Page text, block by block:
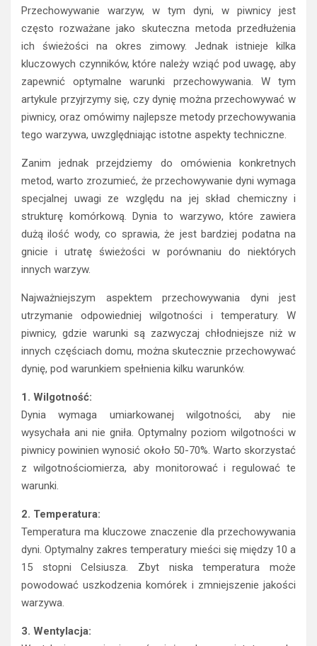
Przechowywanie warzyw, w tym dyni, w piwnicy jest
często rozważane jako skuteczna metoda przedłużenia
ich świeżości na okres zimowy. Jednak istnieje kilka
kluczowych czynników, które należy wziąć pod uwagę, aby
zapewnić optymalne warunki przechowywania. W tym
artykule przyjrzymy się, czy dynię można przechowywać w
piwnicy, oraz omówimy najlepsze metody przechowywania
tego warzywa, uwzględniając istotne aspekty techniczne.
Zanim jednak przejdziemy do omówienia konkretnych
metod, warto zrozumieć, że przechowywanie dyni wymaga
specjalnej uwagi ze względu na jej skład chemiczny i
strukturę komórkową. Dynia to warzywo, które zawiera
dużą ilość wody, co sprawia, że jest bardziej podatna na
gnicie i utratę świeżości w porównaniu do niektórych
innych warzyw.
Najważniejszym aspektem przechowywania dyni jest
utrzymanie odpowiedniej wilgotności i temperatury. W
piwnicy, gdzie warunki są zazwyczaj chłodniejsze niż w
innych częściach domu, można skutecznie przechowywać
dynię, pod warunkiem spełnienia kilku warunków.
1. Wilgotność:
Dynia wymaga umiarkowanej wilgotności, aby nie
wysychała ani nie gniła. Optymalny poziom wilgotności w
piwnicy powinien wynosić około 50-70%. Warto skorzystać
z wilgotnościomierza, aby monitorować i regulować te
warunki.
2. Temperatura:
Temperatura ma kluczowe znaczenie dla przechowywania
dyni. Optymalny zakres temperatury mieści się między 10 a
15 stopni Celsiusza. Zbyt niska temperatura może
powodować uszkodzenia komórek i zmniejszenie jakości
warzywa.
3. Wentylacja: